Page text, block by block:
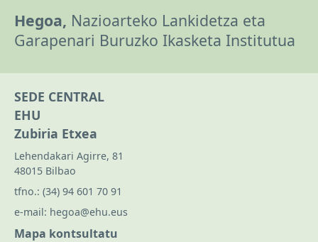
Hegoa, Nazioarteko Lankidetza eta
Garapenari Buruzko Ikasketa Institutua
SEDE CENTRAL
EHU
Zubiria Etxea
Lehendakari Agirre, 81
48015 Bilbao
tfno.: (34) 94 601 70 91
e-mail: hegoa@ehu.eus
Mapa kontsultatu